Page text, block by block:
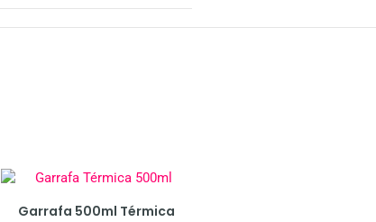
Garrafa 500ml Térmica